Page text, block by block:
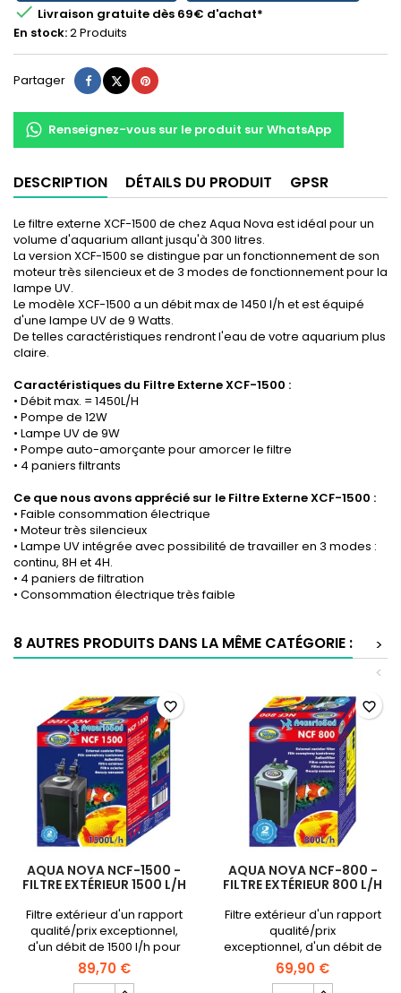
 Livraison gratuite dès 69€ d'achat*
En stock:2 Produits
Partager Partager
TweetPinterest
Renseignez-vous sur le produit sur WhatsApp
DESCRIPTION DÉTAILS DU PRODUIT GPSR
Le filtre externe XCF-1500 de chez Aqua Nova est idéal pour un
volume d'aquarium allant jusqu'à 300 litres.
La version XCF-1500 se distingue par un fonctionnement de son
moteur très silencieux et de 3 modes de fonctionnement pour la
lampe UV.
Le modèle XCF-1500 a un débit max de 1450 l/h et est équipé
d'une lampe UV de 9 Watts.
De telles caractéristiques rendront l'eau de votre aquarium plus
claire.
Caractéristiques du Filtre Externe XCF-1500 :
• Débit max. = 1450L/H
• Pompe de 12W
• Lampe UV de 9W
• Pompe auto-amorçante pour amorcer le filtre
• 4 paniers filtrants
Ce que nous avons apprécié sur le Filtre Externe XCF-1500 :
• Faible consommation électrique
• Moteur très silencieux
• Lampe UV intégrée avec possibilité de travailler en 3 modes :
continu, 8H et 4H.
• 4 paniers de filtration
• Consommation électrique très faible
8 AUTRES PRODUITS DANS LA MÊME CATÉGORIE :
>
<
AQUA NOVA NCF-1500 -
FILTRE EXTÉRIEUR 1500 L/H
Filtre extérieur d'un rapport
qualité/prix exceptionnel,
d'un débit de 1500 l/h pour
une consommation de
seulement 20 watts.Idéal
89,70 €
favorite_border
AQUA NOVA NCF-800 -
FILTRE EXTÉRIEUR 800 L/H
Filtre extérieur d'un rapport
qualité/prix
exceptionnel, d'un débit de
800 l/h pour une
consommation de
69,90 €
favorite_border